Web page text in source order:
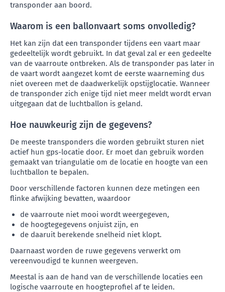
transponder aan boord.
Waarom is een ballonvaart soms onvolledig?
Het kan zijn dat een transponder tijdens een vaart maar
gedeeltelijk wordt gebruikt. In dat geval zal er een gedeelte
van de vaarroute ontbreken. Als de transponder pas later in
de vaart wordt aangezet komt de eerste waarneming dus
niet overeen met de daadwerkelijk opstijglocatie. Wanneer
de transponder zich enige tijd niet meer meldt wordt ervan
uitgegaan dat de luchtballon is geland.
Hoe nauwkeurig zijn de gegevens?
De meeste transponders die worden gebruikt sturen niet
actief hun gps-locatie door. Er moet dan gebruik worden
gemaakt van triangulatie om de locatie en hoogte van een
luchtballon te bepalen.
Door verschillende factoren kunnen deze metingen een
flinke afwijking bevatten, waardoor
de vaarroute niet mooi wordt weergegeven,
de hoogtegegevens onjuist zijn, en
de daaruit berekende snelheid niet klopt.
Daarnaast worden de ruwe gegevens verwerkt om
vereenvoudigd te kunnen weergeven.
Meestal is aan de hand van de verschillende locaties een
logische vaarroute en hoogteprofiel af te leiden.